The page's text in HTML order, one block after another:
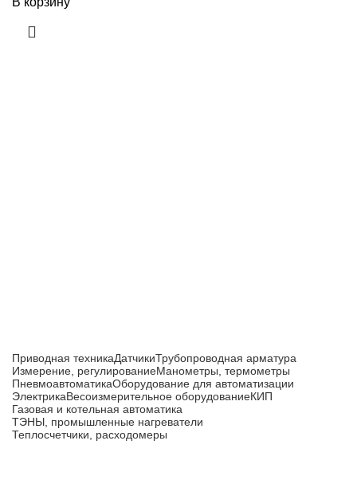
Приводная техникаДатчикиТрубопроводная арматура
Измерение, регулированиеМанометры, термометры
ПневмоавтоматикаОборудование для автоматизации
ЭлектрикаВесоизмерительное оборудованиеКИП
Газовая и котельная автоматика
ТЭНЫ, промышленные нагреватели
Теплосчетчики, расходомеры